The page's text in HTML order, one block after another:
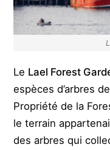
Le Lael Forest
espèces d’arbres
Propriété de la
le terrain
des arbres qui